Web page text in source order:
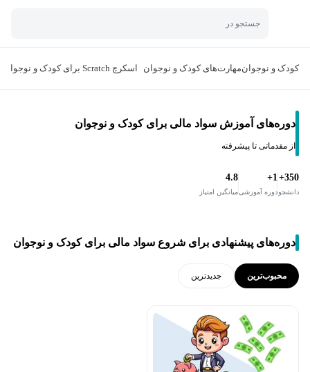
جستجو در
کودک و نوجوانمهارت‌های کودک و نوجوان اسکرچ Scratch برای کودک و نوجوان
دوره‌های آموزش سواد مالی برای کودک و نوجوان
از مقدماتی تا پیشرفته
350+
دانشجو
1+
دوره آموزشی
4.8
میانگین امتیاز
دوره‌های پیشنهادی برای شروع سواد مالی برای کودک و نوجوان
محبوب‌ترین جدید‌ترین